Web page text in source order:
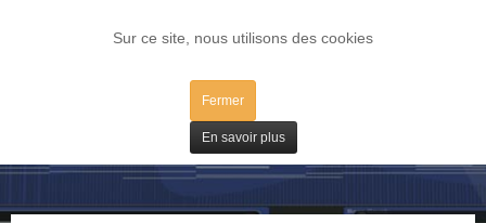
Sur ce site, nous utilisons des cookies
Fermer
En savoir plus
LOG IN